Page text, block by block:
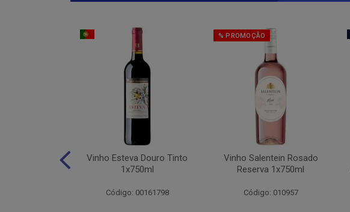
Vinho Esteva Douro Tinto
1x750ml
Código: 00161798
% PROMOÇÃO
Vinho Salentein Rosado
Reserva 1x750ml
Código: 010957